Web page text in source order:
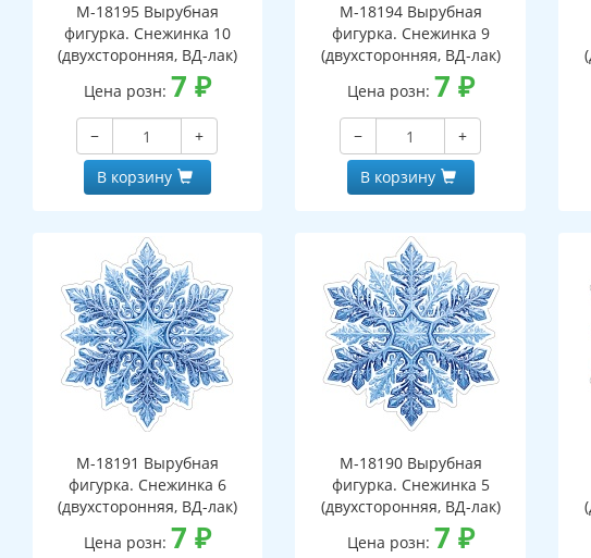
М-18195 Вырубная
фигурка. Снежинка 10
(двухсторонняя, ВД-лак)
Цена розн: 7 ₽
−
+
В корзину
М-18194 Вырубная
фигурка. Снежинка 9
(двухсторонняя, ВД-лак)
Цена розн: 7 ₽
−
+
В корзину
М-18191 Вырубная
фигурка. Снежинка 6
(двухсторонняя, ВД-лак)
Цена розн: 7 ₽
М-18190 Вырубная
фигурка. Снежинка 5
(двухсторонняя, ВД-лак)
Цена розн: 7 ₽